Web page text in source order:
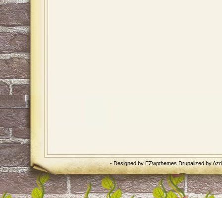
- Designed byEZwpthemesDrupalized by